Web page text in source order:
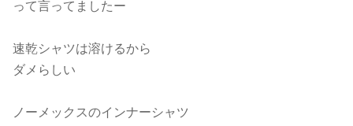
って言ってましたー
速乾シャツは溶けるから
ダメらしい
ノーメックスのインナーシャツ